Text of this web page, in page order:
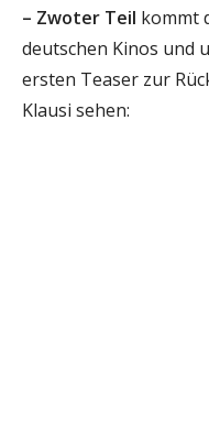
– Zwoter Teil kommt
deutschen Kinos und
ersten Teaser zur
Klausi sehen: